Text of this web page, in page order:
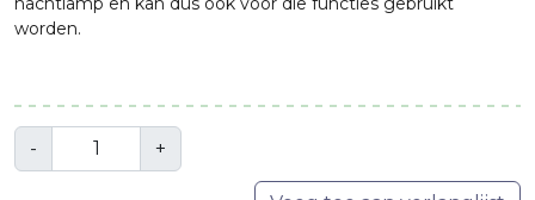
worden.
- +